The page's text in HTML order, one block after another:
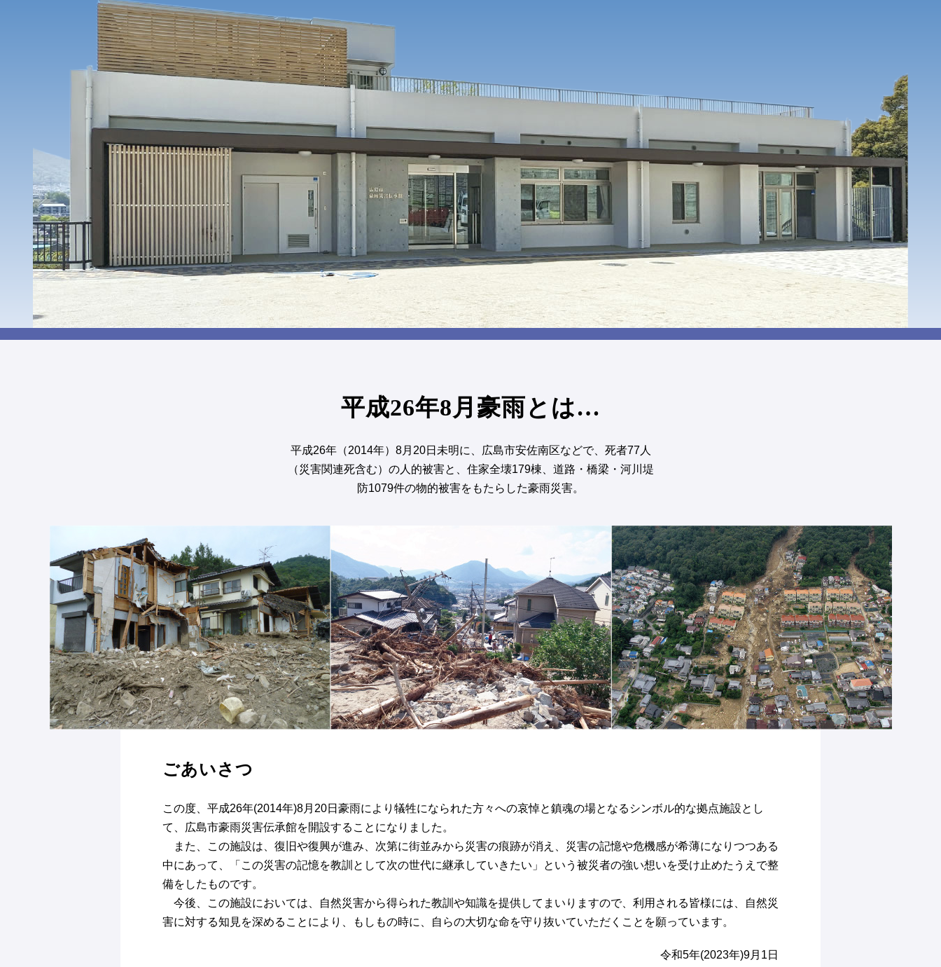
平成26年8月豪雨とは…
平成26年（2014年）8月20日未明に、広島市安佐南区などで、死者77人
（災害関連死含む）の人的被害と、住家全壊179棟、道路・橋梁・河川堤
防1079件の物的被害をもたらした豪雨災害。
ごあいさつ
この度、平成26年(2014年)8月20日豪雨により犠牲になられた方々への哀悼と鎮魂の場となるシンボル的な拠点施設とし
て、広島市豪雨災害伝承館を開設することになりました。
また、この施設は、復旧や復興が進み、次第に街並みから災害の痕跡が消え、災害の記憶や危機感が希薄になりつつある
中にあって、「この災害の記憶を教訓として次の世代に継承していきたい」という被災者の強い想いを受け止めたうえで整
備をしたものです。
今後、この施設においては、自然災害から得られた教訓や知識を提供してまいりますので、利用される皆様には、自然災
害に対する知見を深めることにより、もしもの時に、自らの大切な命を守り抜いていただくことを願っています。
令和5年(2023年)9月1日